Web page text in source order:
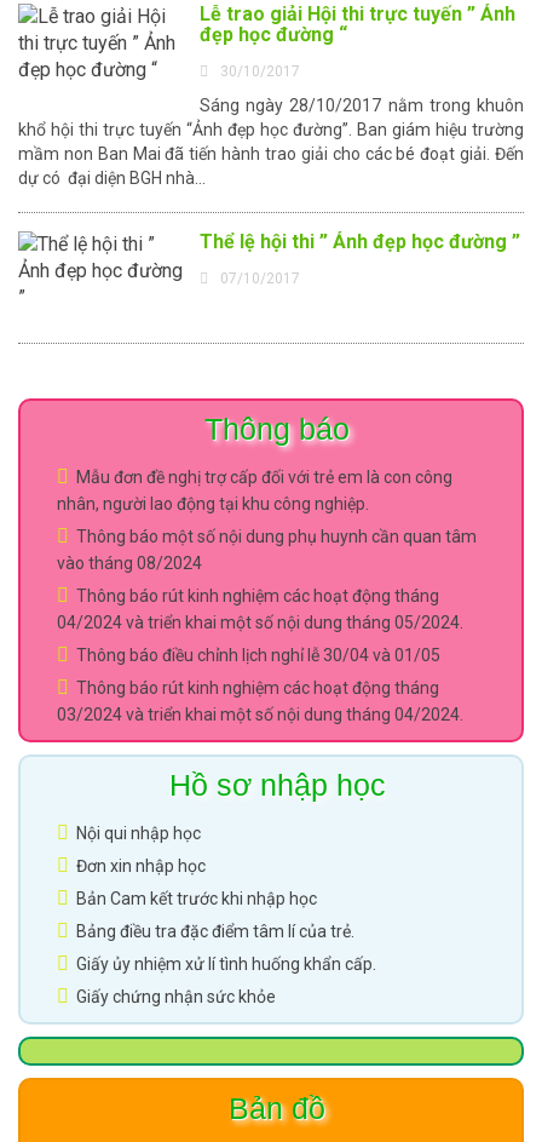
Lễ trao giải Hội thi trực tuyến ” Ảnh
đẹp học đường “
30/10/2017
Sáng ngày 28/10/2017 nằm trong khuôn
khổ hội thi trực tuyến “Ảnh đẹp học đường”. Ban giám hiệu trường
mầm non Ban Mai đã tiến hành trao giải cho các bé đoạt giải. Đến
dự có đại diện BGH nhà...
Thể lệ hội thi ” Ảnh đẹp học đường ”
07/10/2017
Thông báo
Mẫu đơn đề nghị trợ cấp đối với trẻ em là con công
nhân, người lao động tại khu công nghiệp.
Thông báo một số nội dung phụ huynh cần quan tâm
vào tháng 08/2024
Thông báo rút kinh nghiệm các hoạt động tháng
04/2024 và triển khai một số nội dung tháng 05/2024.
Thông báo điều chỉnh lịch nghỉ lễ 30/04 và 01/05
Thông báo rút kinh nghiệm các hoạt động tháng
03/2024 và triển khai một số nội dung tháng 04/2024.
Hồ sơ nhập học
Nội qui nhập học
Đơn xin nhập học
Bản Cam kết trước khi nhập học
Bảng điều tra đặc điểm tâm lí của trẻ.
Giấy ủy nhiệm xử lí tình huống khẩn cấp.
Giấy chứng nhận sức khỏe
Bản đồ